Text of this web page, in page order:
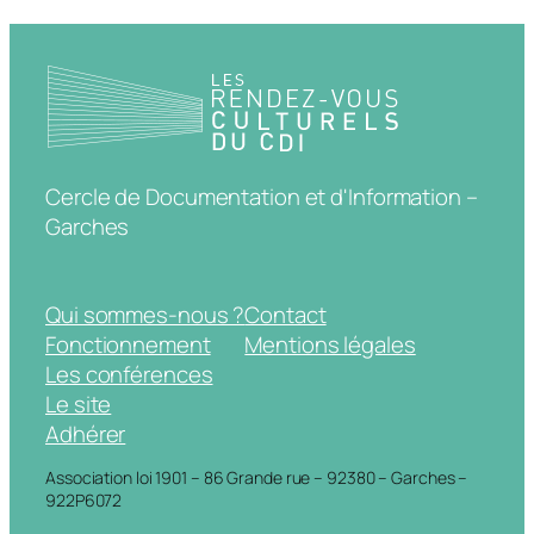
Cercle de Documentation et d'Information –
Garches
Qui sommes-nous ?
Fonctionnement
Les conférences
Le site
Adhérer
Contact
Mentions légales
Association loi 1901 – 86 Grande rue – 92380 – Garches –
922P6072